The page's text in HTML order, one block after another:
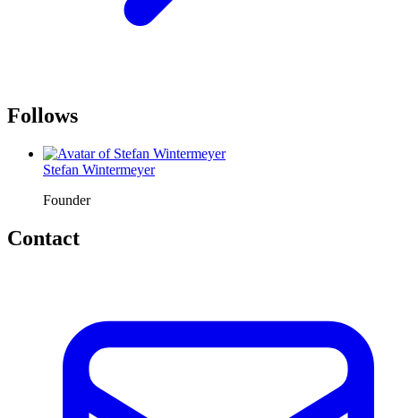
Follows
Stefan Wintermeyer
Founder
Contact